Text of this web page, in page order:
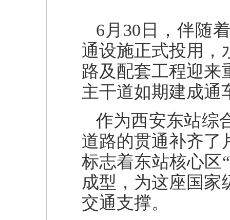
6月30日，伴随
通设施正式投用，
路及配套工程迎
主干道如期建成通
作为西安东站综
道路的贯通补齐了
标志着东站核心区
成型，为这座国家
交通支撑。